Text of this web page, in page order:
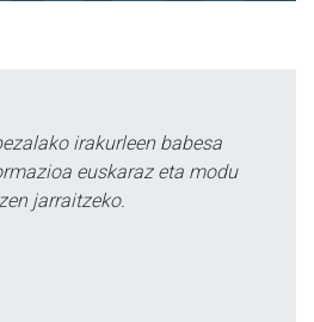
irakurleen babesa
euskaraz eta modu
jarraitzeko.